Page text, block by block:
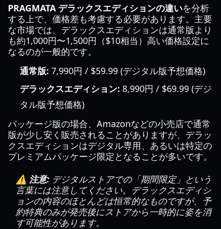
PRAGMATA デラックスエディションの違いを分析
する上で、価格差も考慮する必要があります。主要
な市場では、デラックスエディションは通常版より
も約1,000円〜1,500円（$10相当）高い価格設定に
なるのが一般的です。
通常版: 7,990円 / $59.99 (デジタル版予想価格)
デラックスエディション: 8,990円 / $69.99 (デジ
タル版予想価格)
パッケージ版の場合、Amazonなどの小売店で通常
版が少し安く販売されることがありますが、デラッ
クスエディションはデジタル専用、あるいは特定の
プレミアムパッケージ限定となることが多いです。
⚠️ 注意: デジタルストアでの「期間限定」という
言葉には注意してください。デラックスエディシ
ョンの内容のほとんどは恒常的なものですが、予
約特典のみが発売後にストアから一時的に姿を消
す可能性があります。